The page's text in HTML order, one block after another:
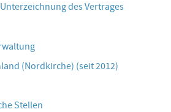
des Vertrages
(Nordkirche) (seit 2012)
Stellen